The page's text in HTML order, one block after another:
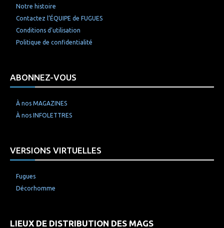
Notre histoire
Contactez l’ÉQUIPE de FUGUES
Conditions d’utilisation
Politique de confidentialité
ABONNEZ-VOUS
À nos MAGAZINES
À nos INFOLETTRES
VERSIONS VIRTUELLES
Fugues
Décorhomme
LIEUX DE DISTRIBUTION DES MAGS